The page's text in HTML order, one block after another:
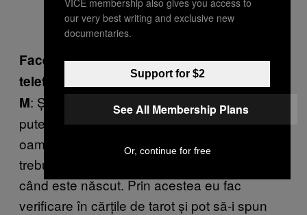
Faceți numai aici acasă sau faceți și prin
telefon, pe net ?
M: Și de la distanță, pentru că o vrăjitoare cu
puteri foarte mari poate să citească gândurile
oamenilor și din celălalt capăt al lumii. Îmi
trebuie: numele de botez, zodia, luna, anul și
când este născut. Prin acestea eu fac
verificare în cărțile de tarot și pot să-i spun
our very best writing and exclusive new
documentaries.
Support for $2
See All Membership Plans
Or, continue for free